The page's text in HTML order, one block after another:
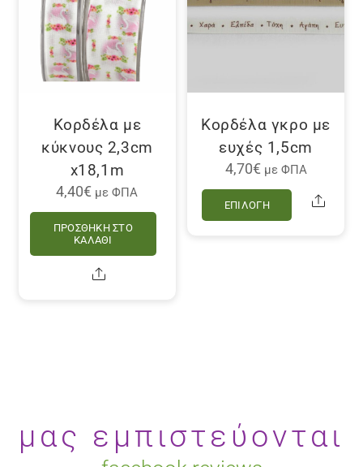
μπορούν
να
επιλεγούν
στη
του
προϊόντος
επιλογές
μπορούν
στη
σελίδα
του
Κορδέλα με
κύκνους 2,3cm
x18,1m
4,40€ με ΦΠΑ
ΠΡΟΣΘΉΚΗ ΣΤΟ
ΚΑΛΆΘΙ
Share
Κορδέλα γκρο με
ευχές 1,5cm
4,70€ με ΦΠΑ
ΕΠΙΛΟΓΉ
Αυτό
το
στη
Share
μας εμπιστεύονται